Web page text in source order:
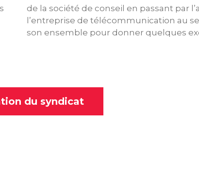
de la société de conseil en passant par
l’entreprise de télécommunication au
son ensemble pour donner quelques
du syndicat